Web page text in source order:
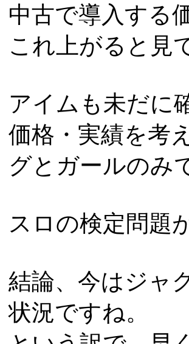
中古で導入する
これ上がると見
アイムも未だに
価格・実績を考
グとガールのみ
スロの検定問題
結論、今はジャ
状況ですね。